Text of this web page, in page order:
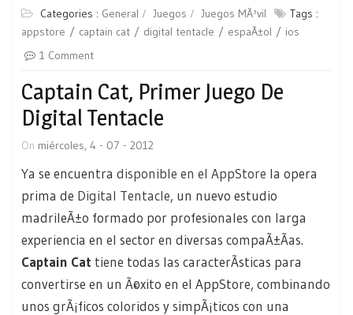
Categories : General Juegos Juegos MÃ³vil
Tags :
appstore
captain cat digital tentacle espaÃ±ol
ios
1 Comment
Captain Cat, Primer Juego De
Digital Tentacle
On miércoles, 4 - 07 - 2012
Ya se encuentra disponible en el AppStore la opera
prima de Digital Tentacle, un nuevo estudio
madrileÃ±o formado por profesionales con larga
experiencia en el sector en diversas compaÃ±Ã­as.
Captain Cat tiene todas las caracterÃ­sticas para
convertirse en un Ã©xito en el AppStore, combinando
unos grÃ¡ficos coloridos y simpÃ¡ticos con una